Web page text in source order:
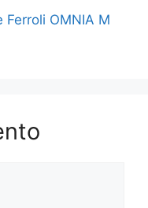
Ferroli OMNIA M